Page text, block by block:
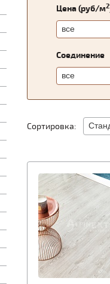
Цена (руб/м2
Соединение
Сортировка: